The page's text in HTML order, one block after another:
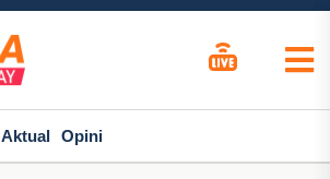
Aktual Opini